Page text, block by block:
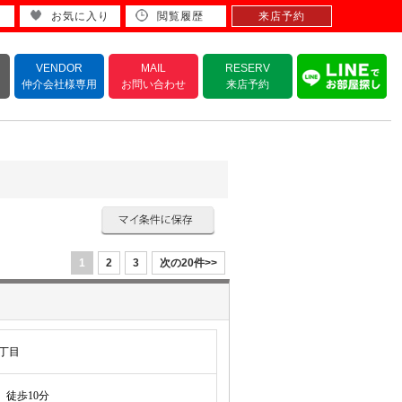
VENDOR
仲介会社様専用
MAIL
お問い合わせ
RESERV
来店予約
1 2 3 次の20件>>
目
歩10分
お気に入り 閲覧履歴 来店予約